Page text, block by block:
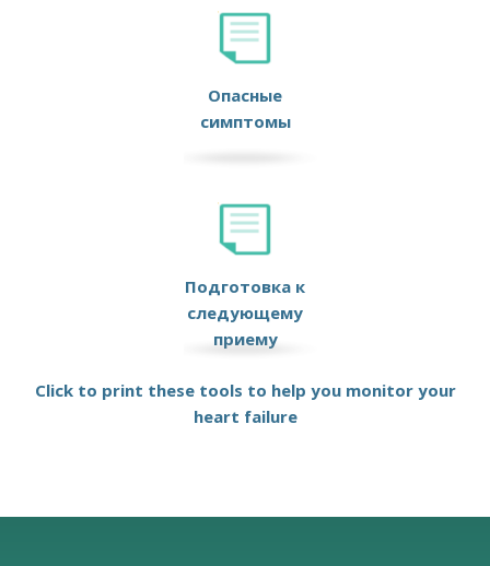
Опасные
симптомы
Подготовка к
следующему
приему
Click to print these tools to help you monitor your
heart failure